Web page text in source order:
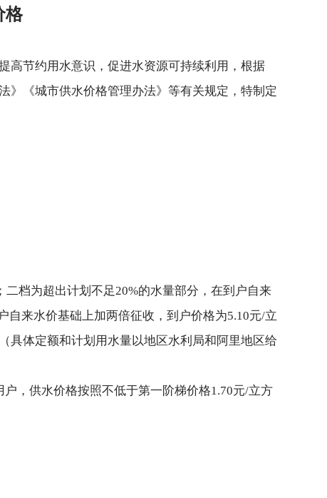
格
高节约用水意识，促进水资源可持续利用，根据
》《城市供水价格管理办法》等有关规定，特制定
档为超出计划不足20%的水量部分，在到户自来
自来水价基础上加两倍征收，到户价格为5.10元/立
具体定额和计划用水量以地区水利局和阿里地区给
，供水价格按照不低于第一阶梯价格1.70元/立方